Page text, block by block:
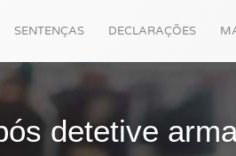
SENTENÇAS DECLARAÇÕES
detetive